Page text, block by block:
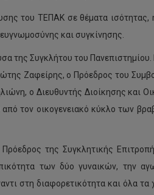
του ΤΕΠΑΚ σε θέματα
και συγκίνησης.
της Συγκλήτου του
Ζαφείρης, ο Πρόεδρος του
ο Διευθυντής Διοίκησης και
τον οικογενειακό κύκλο των
της Συγκλητικής
των δύο γυναικών, την
στη διαφορετικότητα και όλα τα